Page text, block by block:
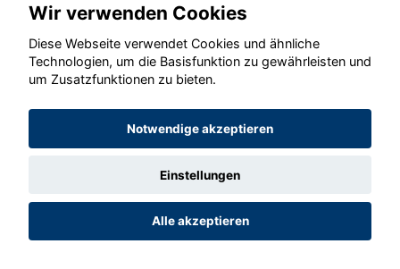
ausgekleidet, damit nichts klappere. Oder die neue
Mittelkonsole samt Handy-Ablage zum induktiven
Laden: Gummierte Matten würden verhindern, dass was
herumklödere. "In der Ablage neben der elektrischen
Getränkehalter eingebaut, zwei Querverstrebungen
lassen sich passgenau verstellen. Machst du die Türen
auf, fährt eine Gummilippe aus, die als Türkantenschutz
es auch für den Navi-Bildschirm, der sich weit oben in
Wir verwenden Cookies
Diese Webseite verwendet Cookies und ähnliche
Technologien, um die Basisfunktion zu gewährleisten und
um Zusatzfunktionen zu bieten.
Notwendige akzeptieren
Einstellungen
Alle akzeptieren